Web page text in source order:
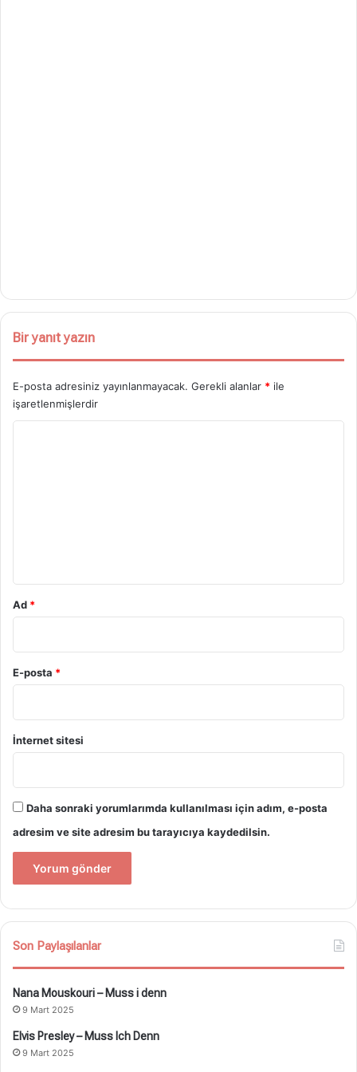
Bir yanıt yazın
E-posta adresiniz yayınlanmayacak. Gerekli alanlar * ile
işaretlenmişlerdir
Ad *
E-posta *
İnternet sitesi
Daha sonraki yorumlarımda kullanılması için adım, e-posta
adresim ve site adresim bu tarayıcıya kaydedilsin.
Son Paylaşılanlar
Nana Mouskouri – Muss i denn
9 Mart 2025
Elvis Presley – Muss Ich Denn
9 Mart 2025